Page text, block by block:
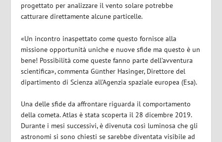
progettato per analizzare il vento solare potrebbe
catturare direttamente alcune particelle.
«Un incontro inaspettato come questo fornisce alla
missione opportunità uniche e nuove sfide ma questo è un
bene! Possibilità come queste fanno parte dell’avventura
scientifica», commenta Günther Hasinger, Direttore del
dipartimento di Scienza all’Agenzia spaziale europea (Esa).
Una delle sfide da affrontare riguarda il comportamento
della cometa. Atlas è stata scoperta il 28 dicembre 2019.
Durante i mesi successivi, è divenuta così luminosa che gli
astronomi si sono chiesti se sarebbe diventata visibile ad